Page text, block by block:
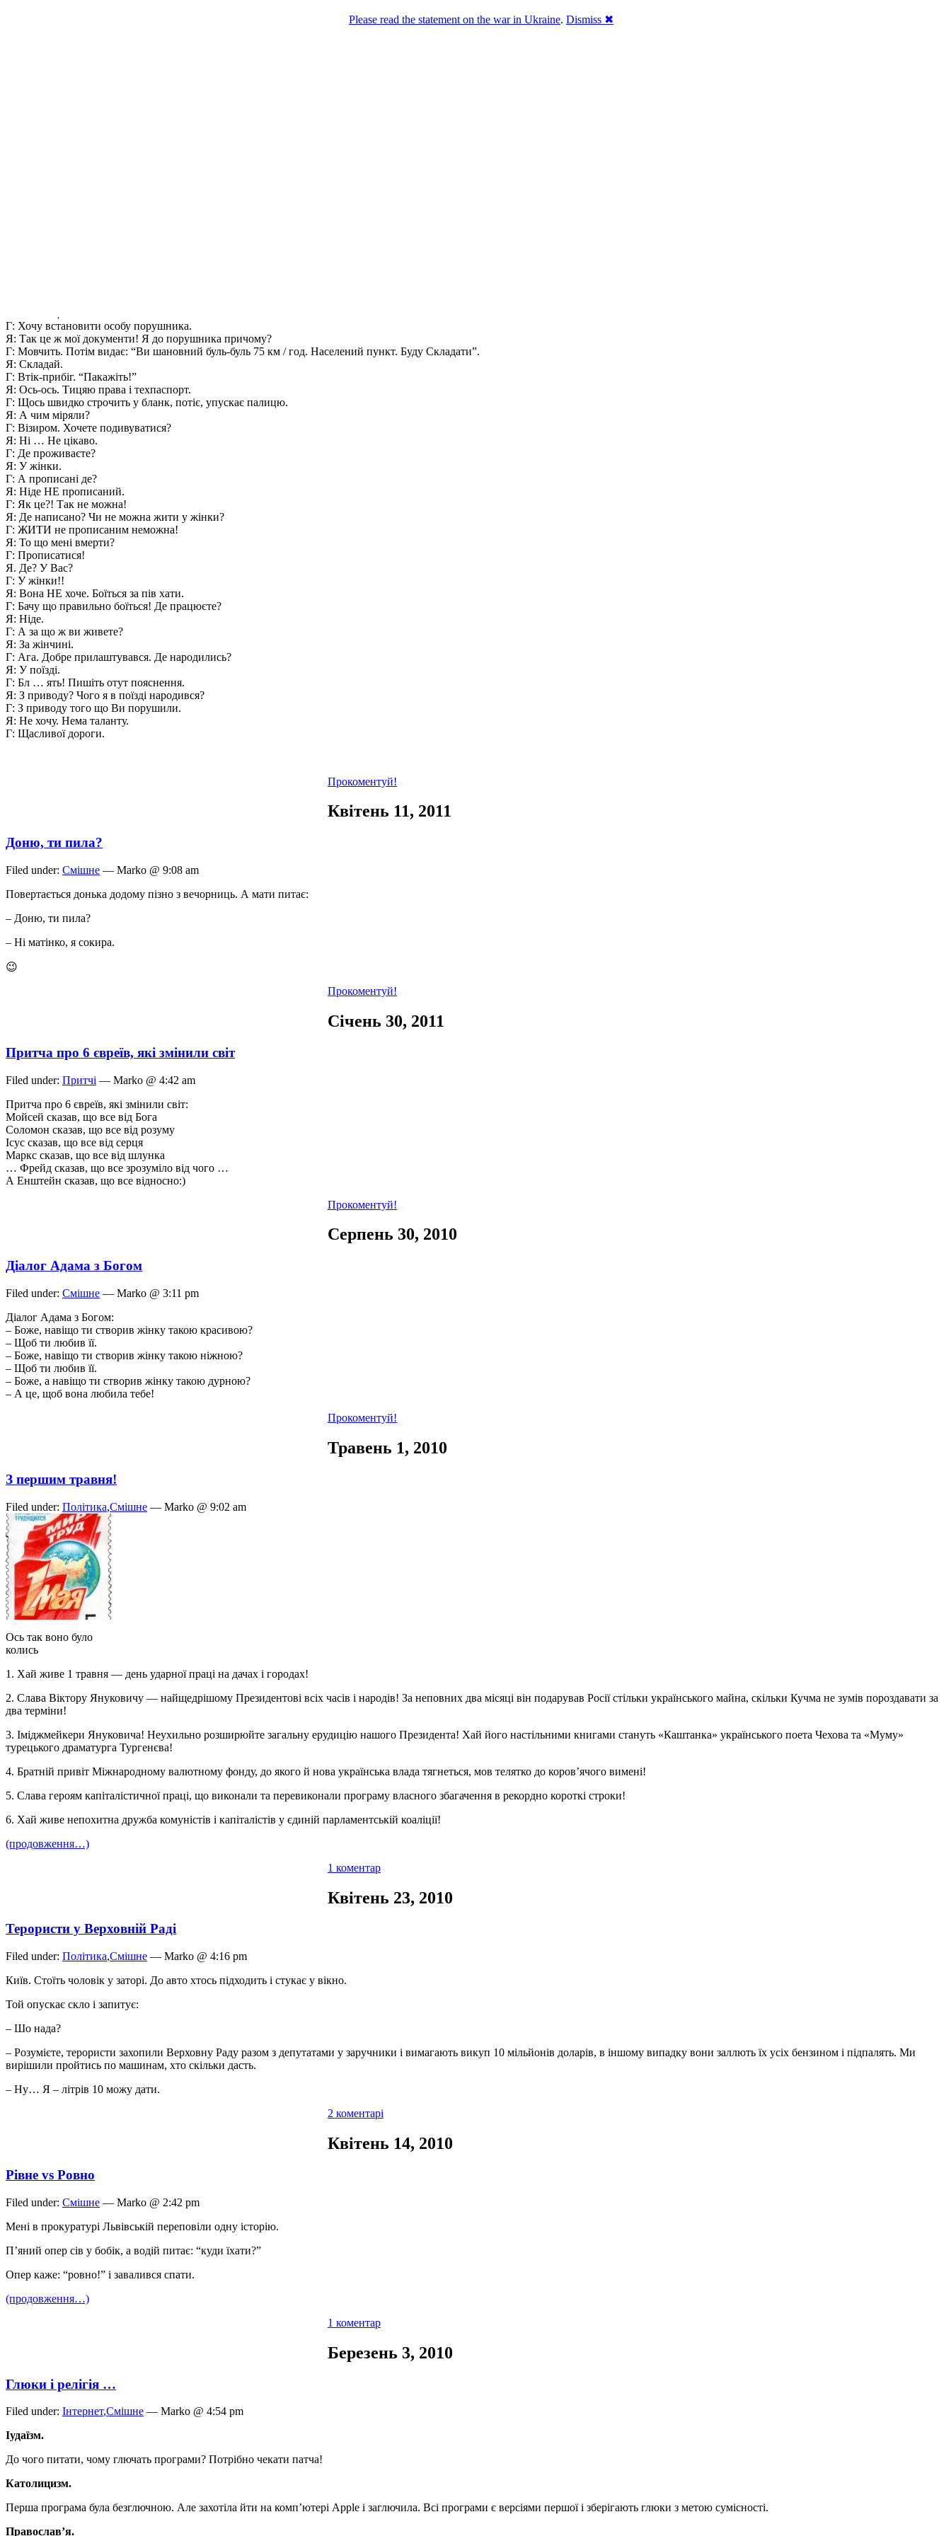
Г: Хочу встановити особу порушника.
Я: Так це ж мої документи! Я до порушника причому?
Г: Мовчить. Потім видає: “Ви шановний буль-буль 75 км / год. Населений пункт. Буду Складати”.
Я: Складай.
Г: Втік-прибіг. “Пакажіть!”
Я: Ось-ось. Тицяю права і техпаспорт.
Г: Щось швидко строчить у бланк, потіє, упускає палицю.
Я: А чим міряли?
Г: Візиром. Хочете подивуватися?
Я: Ні … Не цікаво.
Г: Де проживаєте?
Я: У жінки.
Г: А прописані де?
Я: Ніде НЕ прописаний.
Г: Як це?! Так не можна!
Я: Де написано? Чи не можна жити у жінки?
Г: ЖИТИ не прописаним неможна!
Я: То що мені вмерти?
Г: Прописатися!
Я. Де? У Вас?
Г: У жінки!!
Я: Вона НЕ хоче. Боїться за пів хати.
Г: Бачу що правильно боїться! Де працюєте?
Я: Ніде.
Г: А за що ж ви живете?
Я: За жінчині.
Г: Ага. Добре прилаштувався. Де народились?
Я: У поїзді.
Г: Бл … ять! Пишіть отут пояснення.
Я: З приводу? Чого я в поїзді народився?
Г: З приводу того що Ви порушили.
Я: Не хочу. Нема таланту.
Г: Щасливої дороги.
Прокоментуй!
Квітень 11, 2011
Доню, ти пила?
Filed under: Смішне — Marko @ 9:08 am
Повертається донька додому пізно з вечорниць. А мати питає:
– Доню, ти пила?
– Ні матінко, я сокира.
😉
Прокоментуй!
Січень 30, 2011
Притча про 6 євреїв, які змінили світ
Filed under: Притчі — Marko @ 4:42 am
Притча про 6 євреїв, які змінили світ:
Мойсей сказав, що все від Бога
Соломон сказав, що все від розуму
Ісус сказав, що все від серця
Маркс сказав, що все від шлунка
… Фрейд сказав, що все зрозуміло від чого …
А Енштейн сказав, що все відносно:)
Прокоментуй!
Серпень 30, 2010
Діалог Адама з Богом
Filed under: Смішне — Marko @ 3:11 pm
Діалог Адама з Богом:
– Боже, навіщо ти створив жінку такою красивою?
– Щоб ти любив її.
– Боже, навіщо ти створив жінку такою ніжною?
– Щоб ти любив її.
– Боже, а навіщо ти створив жінку такою дурною?
– А це, щоб вона любила тебе!
Прокоментуй!
Травень 1, 2010
З першим травня!
Filed under: Політика,Смішне — Marko @ 9:02 am
Ось так воно було
колись
1. Хай живе 1 травня — день ударної праці на дачах і городах!
2. Слава Віктору Януковичу — найщедрішому Президентові всіх часів і народів! За неповних два місяці він подарував Росії стільки українського майна, скільки Кучма не зумів пороздавати за
два терміни!
3. Іміджмейкери Януковича! Неухильно розширюйте загальну ерудицію нашого Президента! Хай його настільними книгами стануть «Каштанка» українського поета Чехова та «Муму»
турецького драматурга Тургенєва!
4. Братній привіт Міжнародному валютному фонду, до якого й нова українська влада тягнеться, мов телятко до коров’ячого вимені!
5. Слава героям капіталістичної праці, що виконали та перевиконали програму власного збагачення в рекордно короткі строки!
6. Хай живе непохитна дружба комуністів і капіталістів у єдиній парламентській коаліції!
(продовження…)
1 коментар
Квітень 23, 2010
Терористи у Верховній Раді
Filed under: Політика,Смішне — Marko @ 4:16 pm
Київ. Стоїть чоловік у заторі. До авто хтось підходить і стукає у вікно.
Той опускає скло і запитує:
– Шо нада?
– Розумієте, терористи захопили Верховну Раду разом з депутатами у заручники і вимагають викуп 10 мільйонів доларів, в іншому випадку вони заллють їх усіх бензином і підпалять. Ми
вирішили пройтись по машинам, хто скільки дасть.
– Ну… Я – літрів 10 можу дати.
2 коментарі
Квітень 14, 2010
Рівне vs Ровно
Filed under: Смішне — Marko @ 2:42 pm
Мені в прокуратурі Львівській переповіли одну історію.
П’яний опер сів у бобік, а водій питає: “куди їхати?”
Опер каже: “ровно!” і завалився спати.
(продовження…)
1 коментар
Березень 3, 2010
Глюки і релігія …
Filed under: Інтернет,Смішне — Marko @ 4:54 pm
Іудаїзм.
До чого питати, чому глючать програми? Потрібно чекати патча!
Католицизм.
Перша програма була безглючною. Але захотіла йти на комп’ютері Apple і заглючила. Всі програми є версіями першої і зберігають глюки з метою сумісності.
Православ’я.
Please read the statement on the war in Ukraine. Dismiss ✖